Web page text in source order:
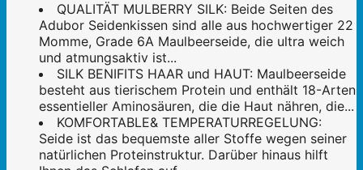
QUALITÄT MULBERRY SILK: Beide Seiten des
Adubor Seidenkissen sind alle aus hochwertiger 22
Momme, Grade 6A Maulbeerseide, die ultra weich
und atmungsaktiv ist...
SILK BENIFITS HAAR und HAUT: Maulbeerseide
besteht aus tierischem Protein und enthält 18-Arten
essentieller Aminosäuren, die die Haut nähren, die...
KOMFORTABLE& TEMPERATURREGELUNG:
Seide ist das bequemste aller Stoffe wegen seiner
natürlichen Proteinstruktur. Darüber hinaus hilft